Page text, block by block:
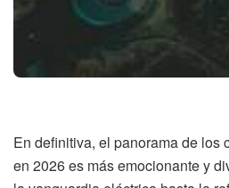
En definitiva, el panorama de los
en 2026 es más emocionante y